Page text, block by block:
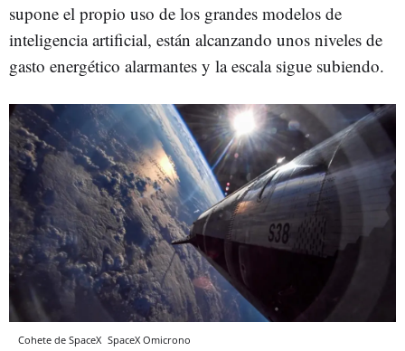
supone el propio uso de los grandes modelos de
inteligencia artificial, están alcanzando unos niveles de
gasto energético alarmantes y la escala sigue subiendo.
Cohete de SpaceX SpaceX Omicrono